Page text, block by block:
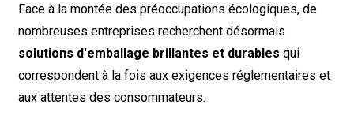
Face à la montée des préoccupations écologiques, de
nombreuses entreprises recherchent désormais
solutions d'emballage brillantes et durables qui
correspondent à la fois aux exigences réglementaires et
aux attentes des consommateurs.